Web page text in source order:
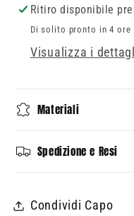
a
manica
lunga
con
a
con
Ritiro disponibile
Di solito pronto in 4 ore
Visualizza i
Materiali
Spedizione e Resi
Condividi Capo